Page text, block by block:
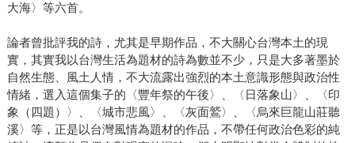
大海〉等六首。
論者曾批評我的詩，尤其是早期作品，不大關心台灣本土的現
實，其實我以台灣生活為題材的詩為數並不少，只是大多著墨於
自然生態、風土人情，不大流露出強烈的本土意識形態與政治性
情緒，選入這個集子的〈豐年祭的午後〉、〈日落象山〉、〈印
象（四題）〉、〈城市悲風〉、〈灰面鷲〉、〈烏來巨龍山莊聽
溪〉等，正是以台灣風情為題材的作品，不帶任何政治色彩的純